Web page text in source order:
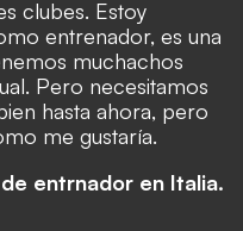
clubes. Estoy
entrenador, es una
muchachos
Pero necesitamos
hasta ahora, pero
me gustaría.
entrnador en Italia.